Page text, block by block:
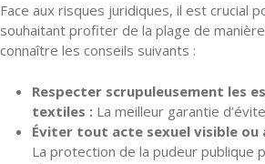
Face aux risques juridiques, il est crucial
souhaitant profiter de la plage de
connaître les conseils suivants :
Respecter scrupuleusement les
textiles : La meilleur garantie
Éviter tout acte sexuel visible ou
La protection de la pudeur publique